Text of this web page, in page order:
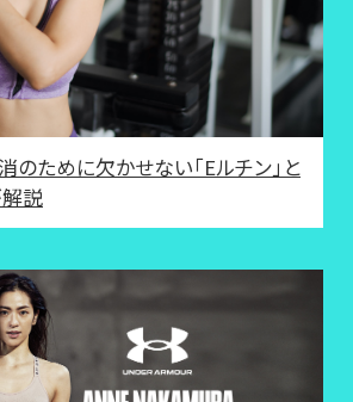
のために欠かせない「Eルチン」と
説